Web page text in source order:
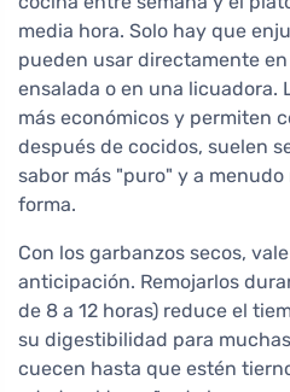
media hora. Solo hay que
pueden usar directamente
ensalada o en una licuadora.
más económicos y permiten
después de cocidos, suelen
sabor más "puro" y a
forma.
Con los garbanzos secos,
anticipación. Remojarlos
de 8 a 12 horas) reduce el
su digestibilidad para
cuecen hasta que estén